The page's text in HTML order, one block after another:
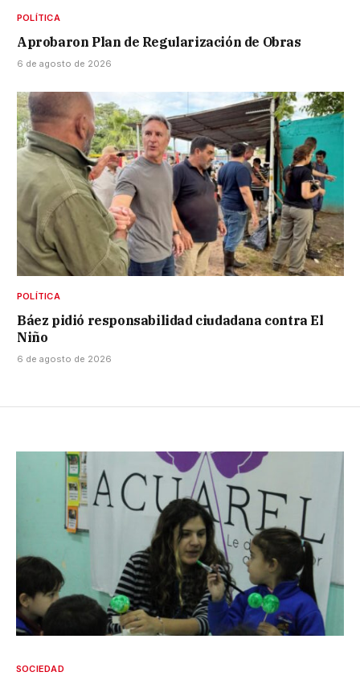
POLÍTICA
Aprobaron Plan de Regularización de Obras
6 de agosto de 2026
POLÍTICA
Báez pidió responsabilidad ciudadana contra El
Niño
6 de agosto de 2026
SOCIEDAD